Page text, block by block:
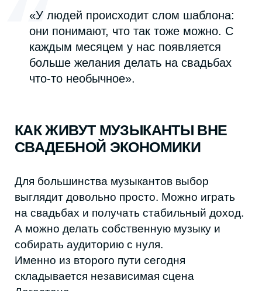
Параллельно Мэри публикует музыку в
личном телеграм-канале.
«Популярность — это знак, что есть
люди, которым что-то твое